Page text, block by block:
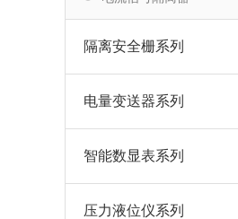
隔离安全栅系列
电量变送器系列
智能数显表系列
压力液位仪系列